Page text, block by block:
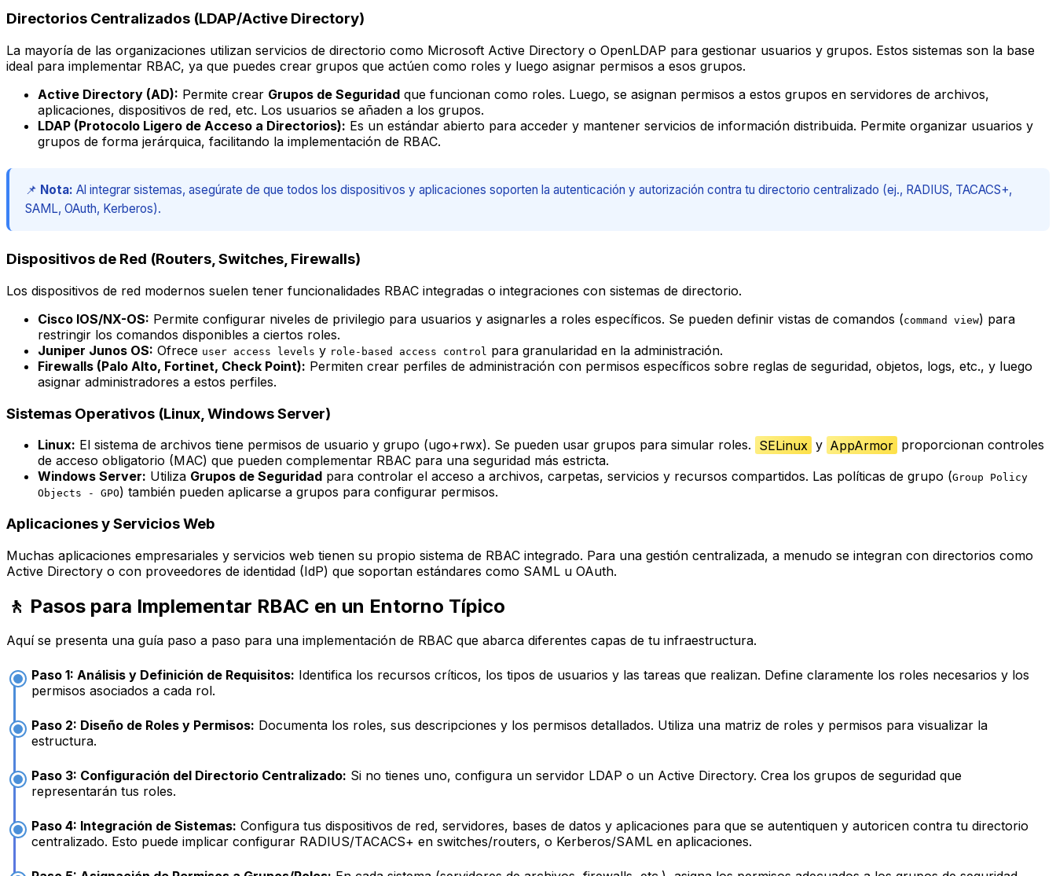
Directorios Centralizados (LDAP/Active Directory)
La mayoría de las organizaciones utilizan servicios de directorio como Microsoft Active Directory o OpenLDAP para gestionar usuarios y grupos. Estos sistemas son la base
ideal para implementar RBAC, ya que puedes crear grupos que actúen como roles y luego asignar permisos a esos grupos.
Active Directory (AD): Permite crear Grupos de Seguridad que funcionan como roles. Luego, se asignan permisos a estos grupos en servidores de archivos,
aplicaciones, dispositivos de red, etc. Los usuarios se añaden a los grupos.
LDAP (Protocolo Ligero de Acceso a Directorios): Es un estándar abierto para acceder y mantener servicios de información distribuida. Permite organizar usuarios y
grupos de forma jerárquica, facilitando la implementación de RBAC.
📌 Nota: Al integrar sistemas, asegúrate de que todos los dispositivos y aplicaciones soporten la autenticación y autorización contra tu directorio centralizado (ej., RADIUS, TACACS+,
SAML, OAuth, Kerberos).
Dispositivos de Red (Routers, Switches, Firewalls)
Los dispositivos de red modernos suelen tener funcionalidades RBAC integradas o integraciones con sistemas de directorio.
Cisco IOS/NX-OS: Permite configurar niveles de privilegio para usuarios y asignarles a roles específicos. Se pueden definir vistas de comandos (command view) para
restringir los comandos disponibles a ciertos roles.
Juniper Junos OS: Ofrece user access levels y role-based access control para granularidad en la administración.
Firewalls (Palo Alto, Fortinet, Check Point): Permiten crear perfiles de administración con permisos específicos sobre reglas de seguridad, objetos, logs, etc., y luego
asignar administradores a estos perfiles.
Sistemas Operativos (Linux, Windows Server)
Linux: El sistema de archivos tiene permisos de usuario y grupo (ugo+rwx). Se pueden usar grupos para simular roles. SELinux y AppArmor proporcionan controles
de acceso obligatorio (MAC) que pueden complementar RBAC para una seguridad más estricta.
Windows Server: Utiliza Grupos de Seguridad para controlar el acceso a archivos, carpetas, servicios y recursos compartidos. Las políticas de grupo (Group Policy
Objects - GPO) también pueden aplicarse a grupos para configurar permisos.
Aplicaciones y Servicios Web
Muchas aplicaciones empresariales y servicios web tienen su propio sistema de RBAC integrado. Para una gestión centralizada, a menudo se integran con directorios como
Active Directory o con proveedores de identidad (IdP) que soportan estándares como SAML u OAuth.
🚶 Pasos para Implementar RBAC en un Entorno Típico
Aquí se presenta una guía paso a paso para una implementación de RBAC que abarca diferentes capas de tu infraestructura.
Paso 1: Análisis y Definición de Requisitos: Identifica los recursos críticos, los tipos de usuarios y las tareas que realizan. Define claramente los roles necesarios y los
permisos asociados a cada rol.
Paso 2: Diseño de Roles y Permisos: Documenta los roles, sus descripciones y los permisos detallados. Utiliza una matriz de roles y permisos para visualizar la
estructura.
Paso 3: Configuración del Directorio Centralizado: Si no tienes uno, configura un servidor LDAP o un Active Directory. Crea los grupos de seguridad que
representarán tus roles.
Paso 4: Integración de Sistemas: Configura tus dispositivos de red, servidores, bases de datos y aplicaciones para que se autentiquen y autoricen contra tu directorio
centralizado. Esto puede implicar configurar RADIUS/TACACS+ en switches/routers, o Kerberos/SAML en aplicaciones.